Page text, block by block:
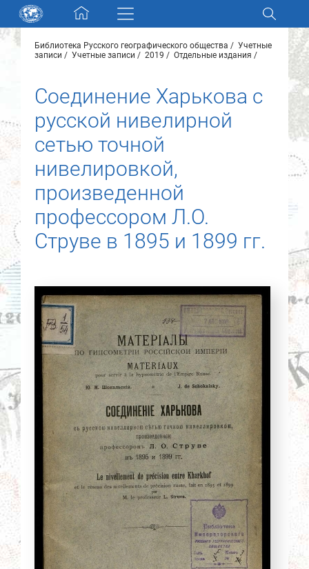
Skip navigation
Разделы и коллекции
Электронный каталог
Новости
О нас
Контакты
Партнеры
Найти
Библиотека Русского географического общества
Учетные
записи
Учетные записи 2019 Отдельные издания
Соединение Харькова с
русской нивелирной
сетью точной
нивелировкой,
произведенной
профессором Л.О.
Струве в 1895 и 1899 гг.